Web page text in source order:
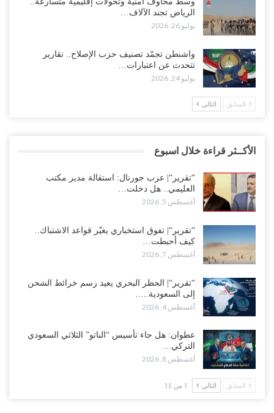
الرياض تجند الآلاف…
يوليو 26, 2026
واشنطن تجمّد تصنيف حزب الإصلاح.. تقارير
تتحدث عن اعتبارات…
يوليو 24, 2026
السابق التالي
الأكــثر قراءة خلال اسبوع
“تقرير“| عرب جورنال: استقالة مدير مكتب
العليمي.. هل دخلت…
أغسطس 5, 2026
“تقرير“| تفوق استخباري يغيّر قواعد الاشتباك..
كيف أحبطت…
أغسطس 7, 2026
“تقرير“| الحظر البحري يعيد رسم خرائط الشحن
إلى السعودية..…
أغسطس 4, 2026
عطوان: هل جاء تأسيس “الناتو” الثلاثي السعودي
التركي…
أغسطس 8, 2026
السابق التالي 1 من 11